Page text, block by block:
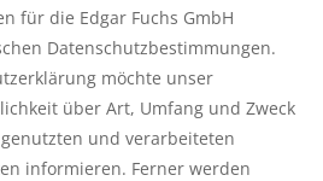
für die Edgar Fuchs GmbH
Datenschutzbestimmungen.
möchte unser
über Art, Umfang und Zweck
und verarbeiteten
informieren. Ferner werden